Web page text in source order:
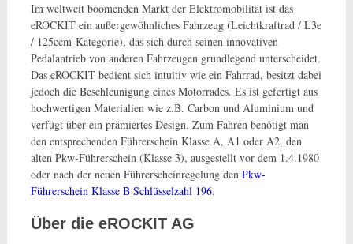
Im weltweit boomenden Markt der Elektromobilität ist das
eROCKIT ein außergewöhnliches Fahrzeug (Leichtkraftrad / L3e
/ 125ccm-Kategorie), das sich durch seinen innovativen
Pedalantrieb von anderen Fahrzeugen grundlegend unterscheidet.
Das eROCKIT bedient sich intuitiv wie ein Fahrrad, besitzt dabei
jedoch die Beschleunigung eines Motorrades. Es ist gefertigt aus
hochwertigen Materialien wie z.B. Carbon und Aluminium und
verfügt über ein prämiertes Design. Zum Fahren benötigt man
den entsprechenden Führerschein Klasse A, A1 oder A2, den
alten Pkw-Führerschein (Klasse 3), ausgestellt vor dem 1.4.1980
oder nach der neuen Führerscheinregelung den Pkw-
Führerschein Klasse B Schlüsselzahl 196.
Über die eROCKIT AG